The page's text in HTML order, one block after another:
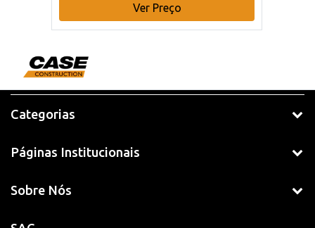
Ver Preço
Categorias
Páginas Institucionais
Sobre Nós